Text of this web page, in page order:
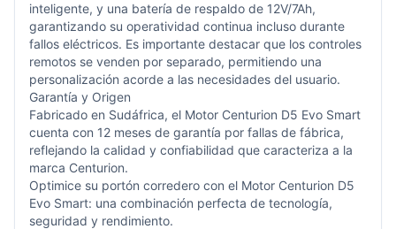
inteligente, y una batería de respaldo de 12V/7Ah,
garantizando su operatividad continua incluso durante
fallos eléctricos. Es importante destacar que los controles
remotos se venden por separado, permitiendo una
personalización acorde a las necesidades del usuario.
Garantía y Origen
Fabricado en Sudáfrica, el Motor Centurion D5 Evo Smart
cuenta con 12 meses de garantía por fallas de fábrica,
reflejando la calidad y confiabilidad que caracteriza a la
marca Centurion.
Optimice su portón corredero con el Motor Centurion D5
Evo Smart: una combinación perfecta de tecnología,
seguridad y rendimiento.